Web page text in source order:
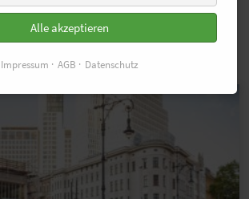
Alle akzeptieren
Impressum AGB Datenschutz